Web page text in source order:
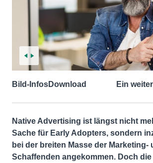
Bild-InfosDownload Ein
Native Advertising ist längst nicht
Sache für Early Adopters, sondern
bei der breiten Masse der Marketing-
Schaffenden angekommen. Doch